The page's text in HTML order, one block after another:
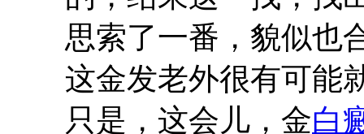
思索了一番，貌似也
这金发老外很有可能
只是，这会儿，金白